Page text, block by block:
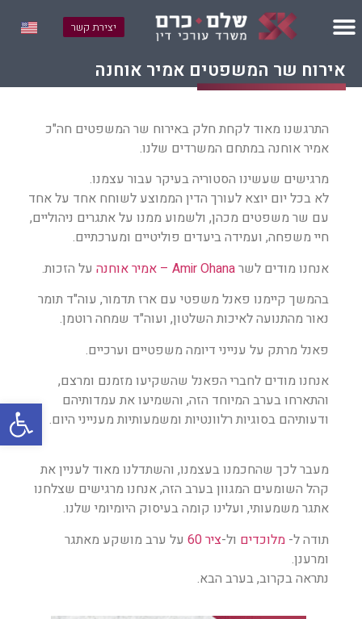
פתח
יצירת קשר
אירוח שר המשפטים אמיר אוחנה​
התרגשנו מאוד לקחת חלק באירוח שר המשפטים חה"כ
אמיר אוחנה במתחם המשרדים שלנו.
מרגישים שעשינו הסטוריה בעיקר עבור עצמנו.
לא בכל יום יוצא לעורך הדין הממוצע לשוחח אחד על אחד
עם שר משפטים מכהן, ולשמוע ממנו על אתגרים ניהוליים,
חיי משפחה, ועמידה ביעדים פוליטיים ומערכתיים.
אנחנו מודים לשרAmir Ohana – אמיר אוחנה
על הזכות.
בהמשך קיימנו פאנל משפטי עם ארז תדמור, עוה"ד תומר
נאור מהתנועה לאיכות השלטון, ועוה"ד שמחה רוטמן.
פאנל מרתק על ענייני דיומה משפטיים וערכיים.
אנחנו מודים לחברי הפאנל שהשקיעו מזמנם ומרצם,
והתארחו בערב המיוחד הזה, והשמיעו את עמדותיהם
ודעותיהם בסוגיות רלוונטיות ומשמעותיות מענייני היום.
מעבר לכך שהחכמנו בעצמנו, והשתדלנו מאוד לעניין את
קהל השומעים המגוון בערב הזה, אנחנו מרגישים שצלחנו
אתגר משמעותי, ועלינו קומה בעיסוק היומיומי שלנו.
תודה ל- מלוכדים ול-ציר 60
על ערב מושקע מאתגר
ומרענן.
נתראה בקרוב, בערב הבא.